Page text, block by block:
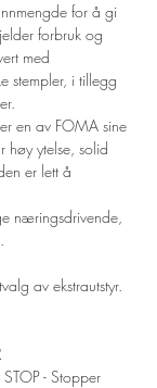
for å gi
forbruk og
med
stempler, i tillegg
en av FOMA sine
høy ytelse, solid
er lett å
næringsdrivende,
av ekstrautstyr.
STOP - Stopper